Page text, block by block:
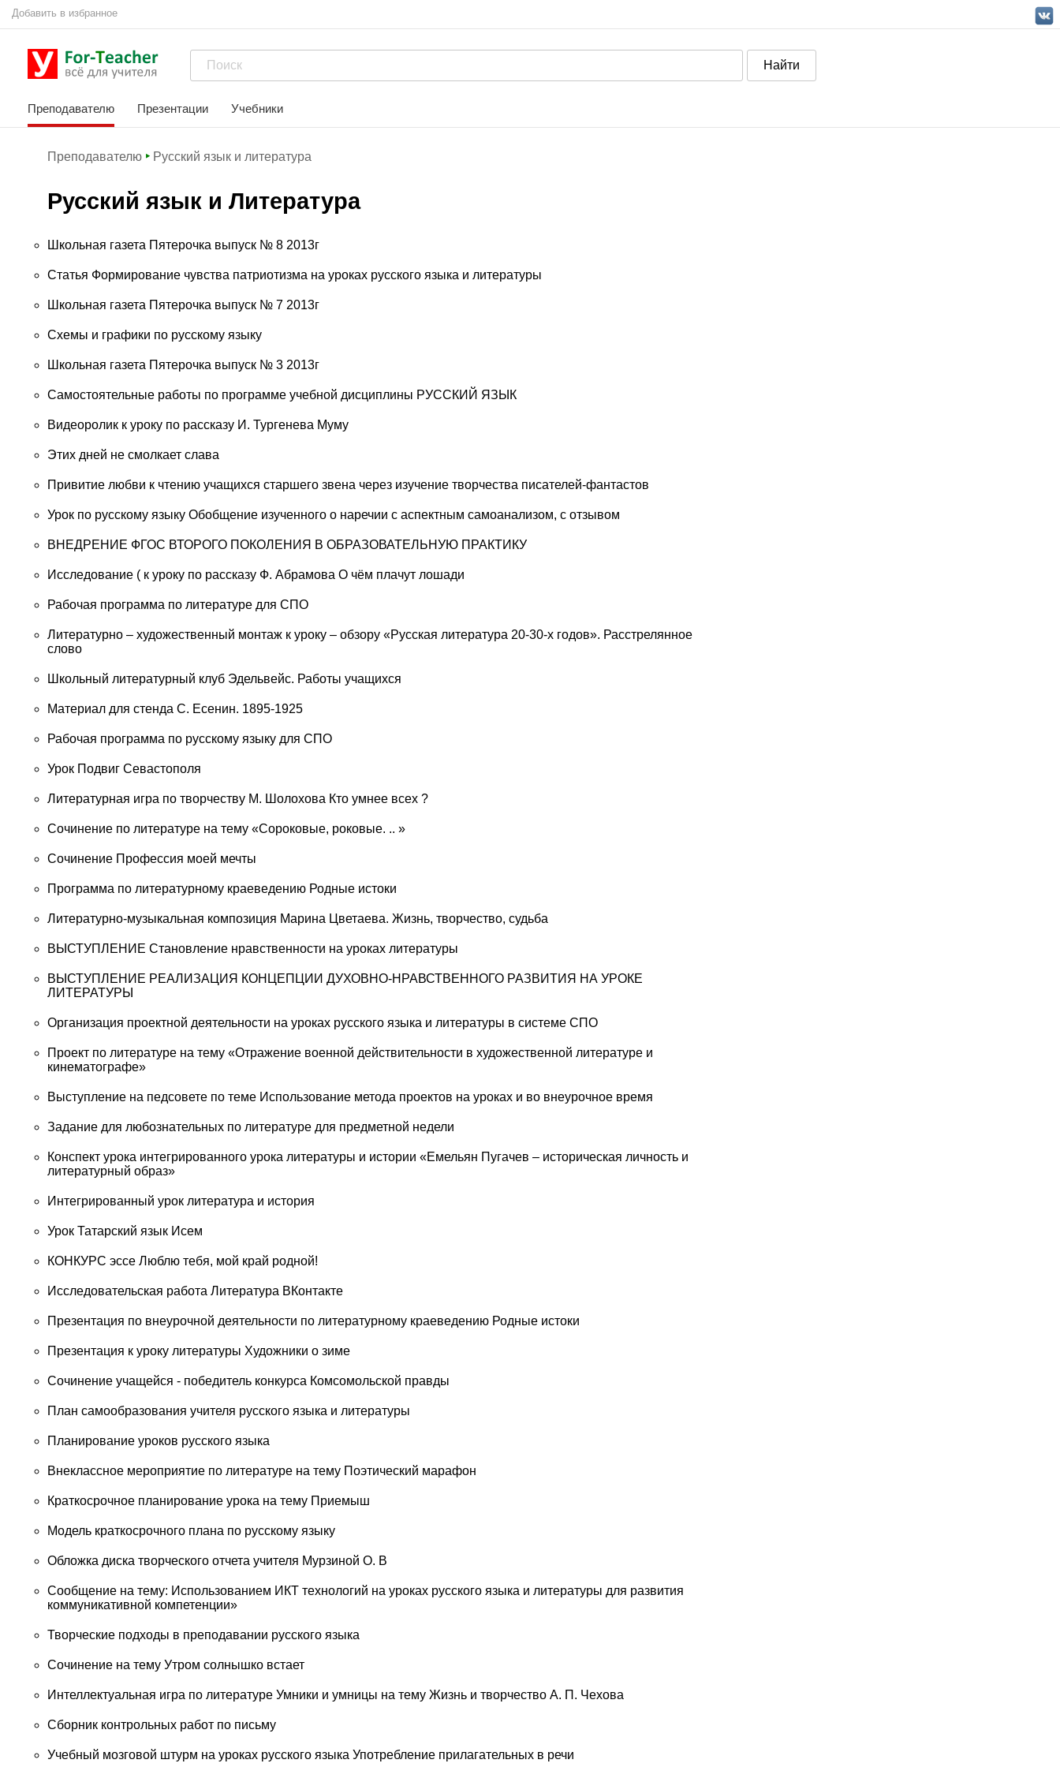
Добавить в избранное
Преподавателю Презентации Учебники
Преподавателю Русский язык и литература
Русский язык и Литература
Школьная газета Пятерочка выпуск № 8 2013г
Статья Формирование чувства патриотизма на уроках русского языка и литературы
Школьная газета Пятерочка выпуск № 7 2013г
Схемы и графики по русскому языку
Школьная газета Пятерочка выпуск № 3 2013г
Самостоятельные работы по программе учебной дисциплины РУССКИЙ ЯЗЫК
Видеоролик к уроку по рассказу И. Тургенева Муму
Этих дней не смолкает слава
Привитие любви к чтению учащихся старшего звена через изучение творчества писателей-фантастов
Урок по русскому языку Обобщение изученного о наречии с аспектным самоанализом, с отзывом
ВНЕДРЕНИЕ ФГОС ВТОРОГО ПОКОЛЕНИЯ В ОБРАЗОВАТЕЛЬНУЮ ПРАКТИКУ
Исследование ( к уроку по рассказу Ф. Абрамова О чём плачут лошади
Рабочая программа по литературе для СПО
Литературно – художественный монтаж к уроку – обзору «Русская литература 20-30-х годов». Расстрелянное
слово
Школьный литературный клуб Эдельвейс. Работы учащихся
Материал для стенда С. Есенин. 1895-1925
Рабочая программа по русскому языку для СПО
Урок Подвиг Севастополя
Литературная игра по творчеству М. Шолохова Кто умнее всех ?
Сочинение по литературе на тему «Сороковые, роковые. .. »
Сочинение Профессия моей мечты
Программа по литературному краеведению Родные истоки
Литературно-музыкальная композиция Марина Цветаева. Жизнь, творчество, судьба
ВЫСТУПЛЕНИЕ Становление нравственности на уроках литературы
ВЫСТУПЛЕНИЕ РЕАЛИЗАЦИЯ КОНЦЕПЦИИ ДУХОВНО-НРАВСТВЕННОГО РАЗВИТИЯ НА УРОКЕ
ЛИТЕРАТУРЫ
Организация проектной деятельности на уроках русского языка и литературы в системе СПО
Проект по литературе на тему «Отражение военной действительности в художественной литературе и
кинематографе»
Выступление на педсовете по теме Использование метода проектов на уроках и во внеурочное время
Задание для любознательных по литературе для предметной недели
Конспект урока интегрированного урока литературы и истории «Емельян Пугачев – историческая личность и
литературный образ»
Интегрированный урок литература и история
Урок Татарский язык Исем
КОНКУРС эссе Люблю тебя, мой край родной!
Исследовательская работа Литература ВКонтакте
Презентация по внеурочной деятельности по литературному краеведению Родные истоки
Презентация к уроку литературы Художники о зиме
Сочинение учащейся - победитель конкурса Комсомольской правды
План самообразования учителя русского языка и литературы
Планирование уроков русского языка
Внеклассное мероприятие по литературе на тему Поэтический марафон
Краткосрочное планирование урока на тему Приемыш
Модель краткосрочного плана по русскому языку
Обложка диска творческого отчета учителя Мурзиной О. В
Сообщение на тему: Использованием ИКТ технологий на уроках русского языка и литературы для развития
коммуникативной компетенции»
Творческие подходы в преподавании русского языка
Сочинение на тему Утром солнышко встает
Интеллектуальная игра по литературе Умники и умницы на тему Жизнь и творчество А. П. Чехова
Сборник контрольных работ по письму
Учебный мозговой штурм на уроках русского языка Употребление прилагательных в речи